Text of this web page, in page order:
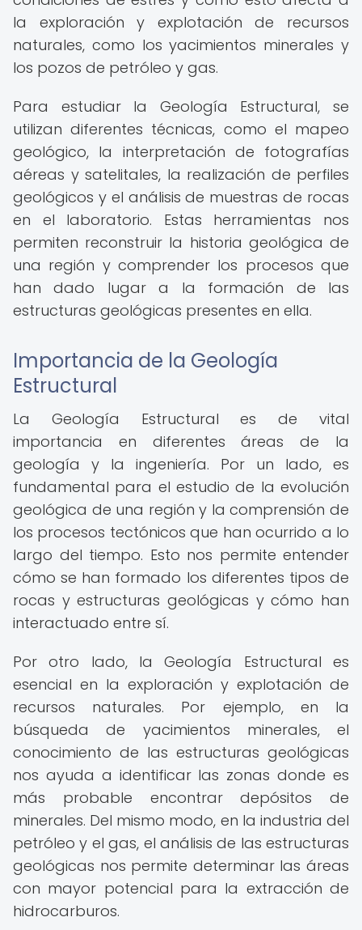
la exploración y explotación de recursos
naturales, como los yacimientos minerales y
los pozos de petróleo y gas.
Para estudiar la Geología Estructural, se
utilizan diferentes técnicas, como el mapeo
geológico, la interpretación de fotografías
aéreas y satelitales, la realización de perfiles
geológicos y el análisis de muestras de rocas
en el laboratorio. Estas herramientas nos
permiten reconstruir la historia geológica de
una región y comprender los procesos que
han dado lugar a la formación de las
estructuras geológicas presentes en ella.
Importancia de la Geología
Estructural
La Geología Estructural es de vital
importancia en diferentes áreas de la
geología y la ingeniería. Por un lado, es
fundamental para el estudio de la evolución
geológica de una región y la comprensión de
los procesos tectónicos que han ocurrido a lo
largo del tiempo. Esto nos permite entender
cómo se han formado los diferentes tipos de
rocas y estructuras geológicas y cómo han
interactuado entre sí.
Por otro lado, la Geología Estructural es
esencial en la exploración y explotación de
recursos naturales. Por ejemplo, en la
búsqueda de yacimientos minerales, el
conocimiento de las estructuras geológicas
nos ayuda a identificar las zonas donde es
más probable encontrar depósitos de
minerales. Del mismo modo, en la industria del
petróleo y el gas, el análisis de las estructuras
geológicas nos permite determinar las áreas
con mayor potencial para la extracción de
hidrocarburos.